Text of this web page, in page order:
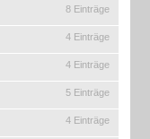
8 Einträge
4 Einträge
4 Einträge
5 Einträge
4 Einträge